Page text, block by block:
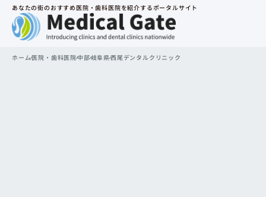
あなたの街のおすすめ医院・歯科医院を紹介するポータルサイト
ホーム医院・歯科医院中部岐阜県西尾デンタルクリニック